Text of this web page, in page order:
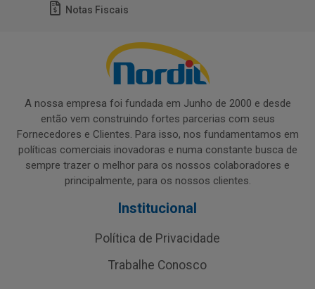
Notas Fiscais
A nossa empresa foi fundada em Junho de 2000 e desde
então vem construindo fortes parcerias com seus
Fornecedores e Clientes. Para isso, nos fundamentamos em
políticas comerciais inovadoras e numa constante busca de
sempre trazer o melhor para os nossos colaboradores e
principalmente, para os nossos clientes.
Institucional
Política de Privacidade
Trabalhe Conosco